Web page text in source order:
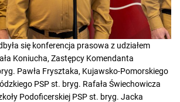
się konferencja prasowa z udziałem
Koniucha, Zastępcy Komendanta
Pawła Frysztaka, Kujawsko-Pomorskiego
PSP st. bryg. Rafała Świechowicza
Podoficerskiej PSP st. bryg. Jacka